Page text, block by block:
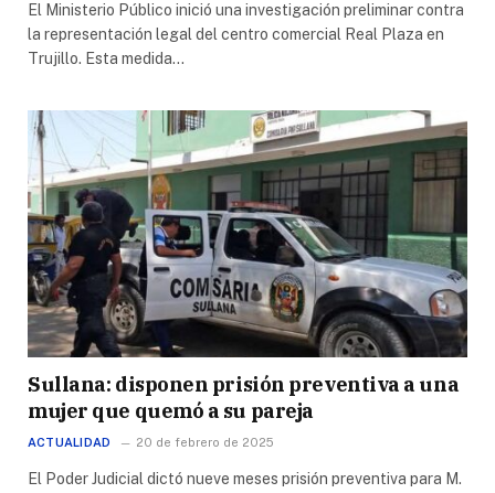
El Ministerio Público inició una investigación preliminar contra
la representación legal del centro comercial Real Plaza en
Trujillo. Esta medida…
Sullana: disponen prisión preventiva a una
mujer que quemó a su pareja
ACTUALIDAD 20 de febrero de 2025
El Poder Judicial dictó nueve meses prisión preventiva para M.